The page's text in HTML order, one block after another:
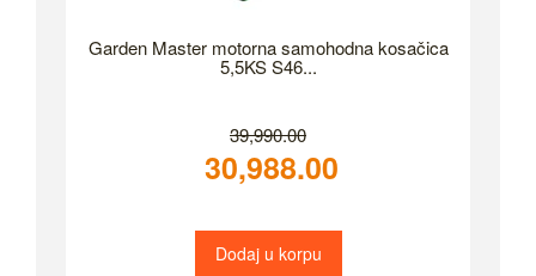
Garden Master motorna samohodna kosačica
5,5KS S46...
39,990.00
30,988.00
Dodaj u korpu